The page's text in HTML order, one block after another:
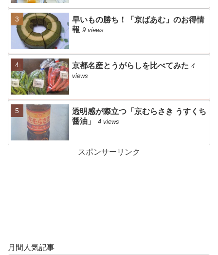
早いもの勝ち！「京ばあむ」のお得情
報 9 views
京都名産とうがらしを比べてみた 4
views
透明感が際立つ「京むらさき うすくち
醤油」
4 views
スポンサーリンク
月間人気記事